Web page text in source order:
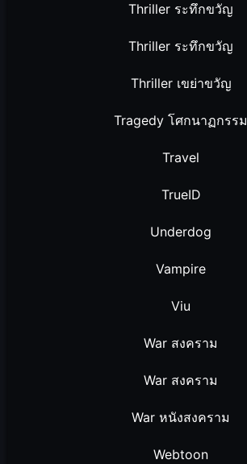
Thriller ระทึกขวัญ
Thriller ระทึกขวัญ
Thriller เขย่าขวัญ
Tragedy โศกนาฏกรรม
Travel
TrueID
Underdog
Vampire
Viu
War สงคราม
War สงคราม
War หนังสงคราม
Webtoon